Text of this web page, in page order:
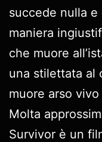
succede nulla e
maniera
che muore
una stilettata al
muore arso
Molta
Survivor è un